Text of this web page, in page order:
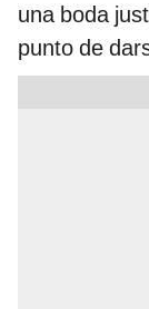
una boda
punto de